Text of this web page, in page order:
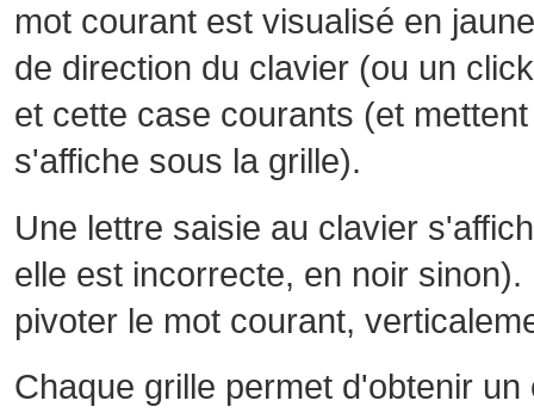
mot courant est visualisé en
de direction du clavier (ou un
et cette case courants (et
s'affiche sous la grille).
Une lettre saisie au clavier
elle est incorrecte, en noir
pivoter le mot courant,
Chaque grille permet d'obtenir